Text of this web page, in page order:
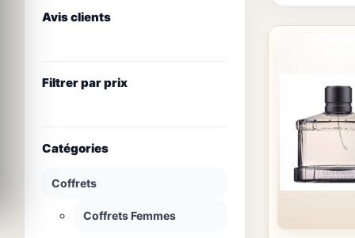
Avis clients
Filtrer par prix
Catégories
Coffrets
Coffrets Femmes